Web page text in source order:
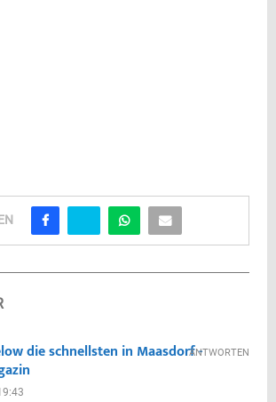
die schnellsten in Maasdorf -ANTWORTEN